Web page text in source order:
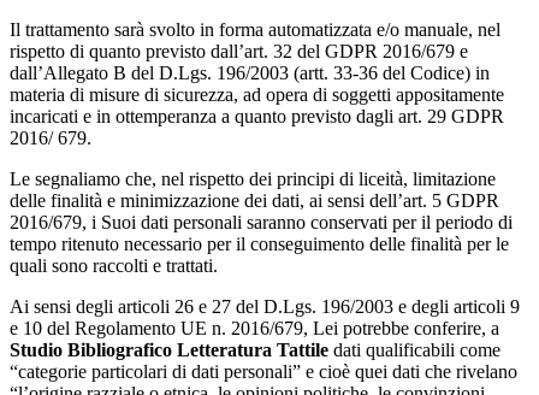
Il trattamento sarà svolto in forma automatizzata e/o manuale, nel
rispetto di quanto previsto dall’art. 32 del GDPR 2016/679 e
dall’Allegato B del D.Lgs. 196/2003 (artt. 33-36 del Codice) in
materia di misure di sicurezza, ad opera di soggetti appositamente
incaricati e in ottemperanza a quanto previsto dagli art. 29 GDPR
2016/ 679.
Le segnaliamo che, nel rispetto dei principi di liceità, limitazione
delle finalità e minimizzazione dei dati, ai sensi dell’art. 5 GDPR
2016/679, i Suoi dati personali saranno conservati per il periodo di
tempo ritenuto necessario per il conseguimento delle finalità per le
quali sono raccolti e trattati.
Ai sensi degli articoli 26 e 27 del D.Lgs. 196/2003 e degli articoli 9
e 10 del Regolamento UE n. 2016/679, Lei potrebbe conferire, a
Studio Bibliografico Letteratura Tattile dati qualificabili come
“categorie particolari di dati personali” e cioè quei dati che rivelano